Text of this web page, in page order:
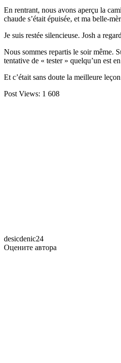
En rentrant, nous avons aperçu la
chaude s’était épuisée, et ma belle-
Je suis restée silencieuse. Josh a
Nous sommes repartis le soir même.
tentative de « tester » quelqu’un est
Et c’était sans doute la meilleure
Post Views: 1 608
desicdenic24
Оцените автора